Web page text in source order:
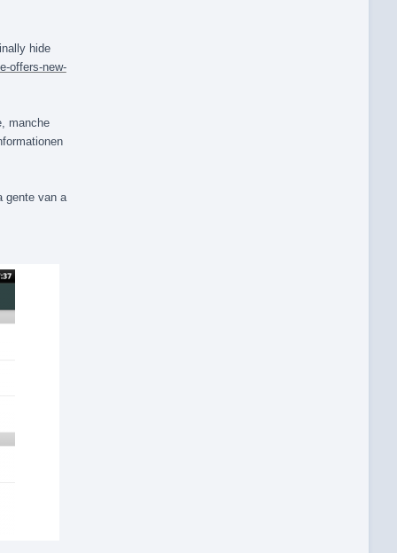
hide
offers-new-
manche
gente van a